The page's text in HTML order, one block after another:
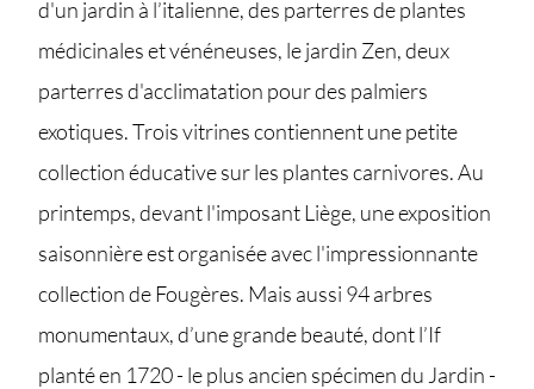
d'un jardin à l’italienne, des parterres de plantes
médicinales et vénéneuses, le jardin Zen, deux
parterres d'acclimatation pour des palmiers
exotiques. Trois vitrines contiennent une petite
collection éducative sur les plantes carnivores. Au
printemps, devant l'imposant Liège, une exposition
saisonnière est organisée avec l'impressionnante
collection de Fougères. Mais aussi 94 arbres
monumentaux, d’une grande beauté, dont l’If
planté en 1720 - le plus ancien spécimen du Jardin -